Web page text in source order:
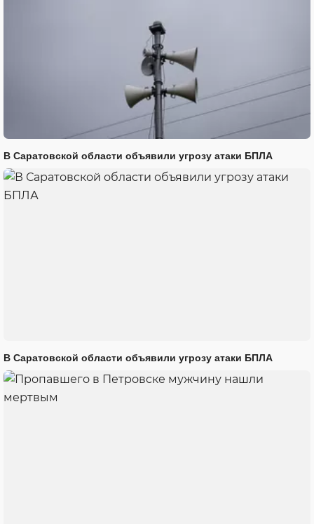
В Саратовской области объявили угрозу атаки БПЛА
В Саратовской области объявили угрозу атаки БПЛА